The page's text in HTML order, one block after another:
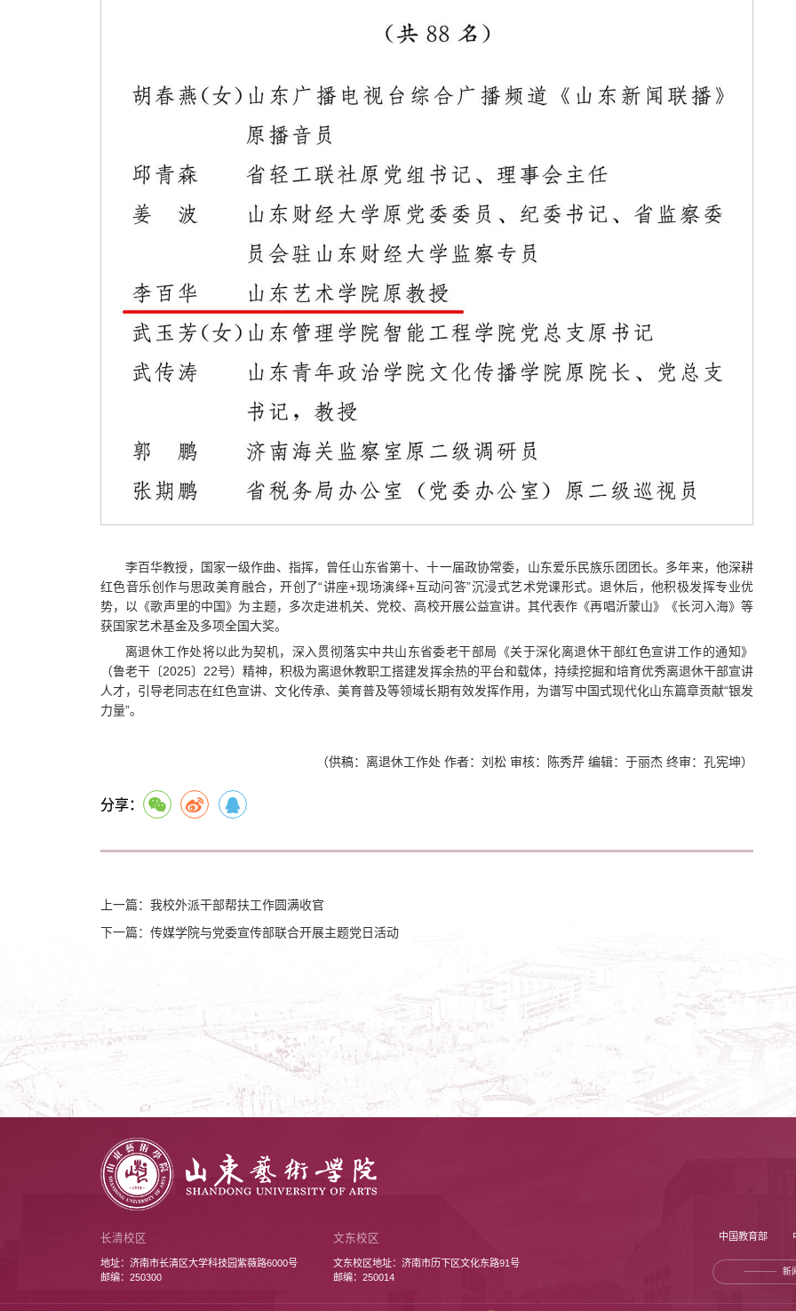
李百华教授，国家一级作曲、指挥，曾任山东省第十、十一届政协常委，山东爱乐民族乐团团长。多年来，他深耕
红色音乐创作与思政美育融合，开创了“讲座+现场演绎+互动问答”沉浸式艺术党课形式。退休后，他积极发挥专业优
势，以《歌声里的中国》为主题，多次走进机关、党校、高校开展公益宣讲。其代表作《再唱沂蒙山》《长河入海》等
获国家艺术基金及多项全国大奖。
离退休工作处将以此为契机，深入贯彻落实中共山东省委老干部局《关于深化离退休干部红色宣讲工作的通知》
（鲁老干〔2025〕22号）精神，积极为离退休教职工搭建发挥余热的平台和载体，持续挖掘和培育优秀离退休干部宣讲
人才，引导老同志在红色宣讲、文化传承、美育普及等领域长期有效发挥作用，为谱写中国式现代化山东篇章贡献“银发
力量”。
（供稿：离退休工作处 作者：刘松 审核：陈秀芹 编辑：于丽杰 终审：孔宪坤）
分享：
上一篇：我校外派干部帮扶工作圆满收官
下一篇：传媒学院与党委宣传部联合开展主题党日活动
长清校区
地址：济南市长清区大学科技园紫薇路6000号
邮编：250300
文东校区
文东校区地址：济南市历下区文化东路91号
邮编：250014
中国教育部
新